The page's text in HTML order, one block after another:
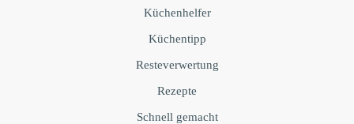
Küchenhelfer
Küchentipp
Resteverwertung
Rezepte
Schnell gemacht